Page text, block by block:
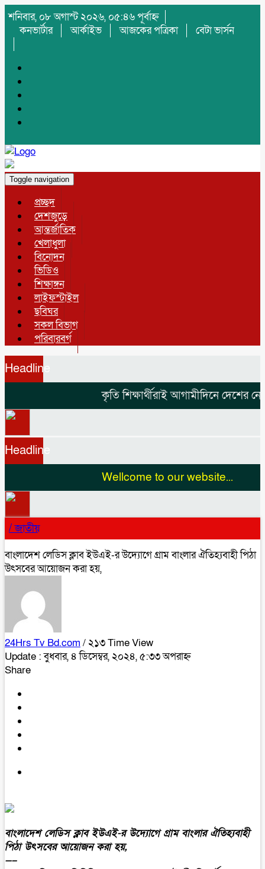
শনিবার, ০৮ অগাস্ট ২০২৬, ০৫:৪৬ পূর্বাহ্ন
কনভার্টার
আর্কাইভ আজকের পত্রিকা বেটা ভার্সন
Toggle navigation
প্রচ্ছদ
দেশজুড়ে
আন্তর্জাতিক
খেলাধুলা
বিনোদন
ভিডিও
শিক্ষাঙ্গন
লাইফস্টাইল
ছবিঘর
সকল বিভাগ
পরিবারবর্গ
Headline
কৃতি শিক্ষার্থীরাই আগামীদিনে দেশের
Headline
Wellcome to our website...
/জাতীয়
বাংলাদেশ লেডিস ক্লাব ইউএই-র উদ্যোগে গ্রাম বাংলার ঐতিহ্যবাহী পিঠা
উৎসবের আয়োজন করা হয়,
24Hrs Tv Bd.com / ২১৩ Time View
Update : বুধবার, ৪ ডিসেম্বর, ২০২৪, ৫:৩৩ অপরাহ্ন
Share
বাংলাদেশ লেডিস ক্লাব ইউএই-র উদ্যোগে গ্রাম বাংলার ঐতিহ্যবাহী
পিঠা উৎসবের আয়োজন করা হয়,
—–